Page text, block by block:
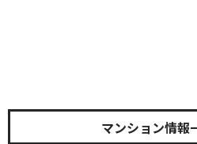
マンション情報